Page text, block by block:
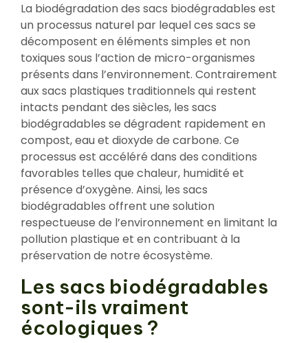
La biodégradation des sacs biodégradables est
un processus naturel par lequel ces sacs se
décomposent en éléments simples et non
toxiques sous l’action de micro-organismes
présents dans l’environnement. Contrairement
aux sacs plastiques traditionnels qui restent
intacts pendant des siècles, les sacs
biodégradables se dégradent rapidement en
compost, eau et dioxyde de carbone. Ce
processus est accéléré dans des conditions
favorables telles que chaleur, humidité et
présence d’oxygène. Ainsi, les sacs
biodégradables offrent une solution
respectueuse de l’environnement en limitant la
pollution plastique et en contribuant à la
préservation de notre écosystème.
Les sacs biodégradables
sont-ils vraiment
écologiques ?